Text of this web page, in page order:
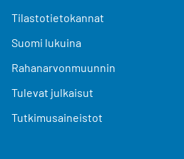
Tilastotietokannat
Suomi lukuina
Rahanarvonmuunnin
Tulevat julkaisut
Tutkimusaineistot